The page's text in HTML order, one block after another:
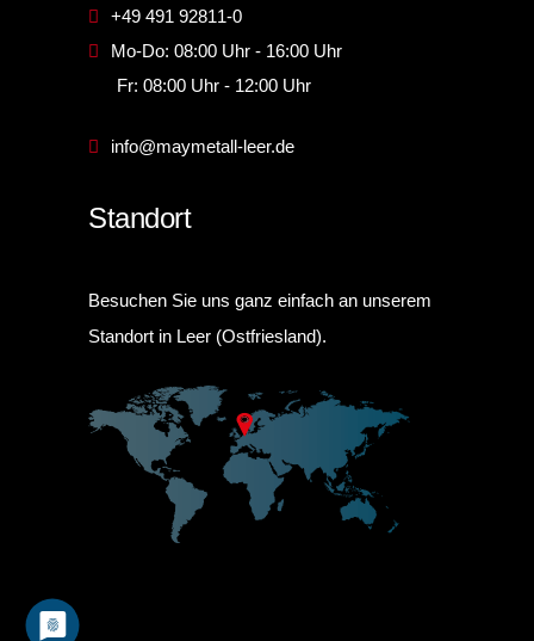
+49 491 92811-0
Mo-Do: 08:00 Uhr - 16:00 Uhr
Fr: 08:00 Uhr - 12:00 Uhr
info@maymetall-leer.de
Standort
Besuchen Sie uns ganz einfach an unserem
Standort in Leer (Ostfriesland).